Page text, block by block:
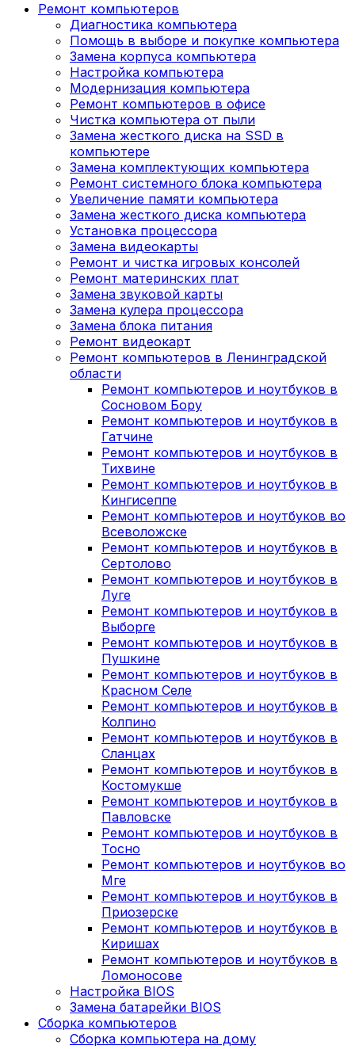
Ремонт компьютеров
Диагностика компьютера
Помощь в выборе и покупке компьютера
Замена корпуса компьютера
Настройка компьютера
Модернизация компьютера
Ремонт компьютеров в офисе
Чистка компьютера от пыли
Замена жесткого диска на SSD в
компьютере
Замена комплектующих компьютера
Ремонт системного блока компьютера
Увеличение памяти компьютера
Замена жесткого диска компьютера
Установка процессора
Замена видеокарты
Ремонт и чистка игровых консолей
Ремонт материнских плат
Замена звуковой карты
Замена кулера процессора
Замена блока питания
Ремонт видеокарт
Ремонт компьютеров в Ленинградской
области
Ремонт компьютеров и ноутбуков в
Сосновом Бору
Ремонт компьютеров и ноутбуков в
Гатчине
Ремонт компьютеров и ноутбуков в
Тихвине
Ремонт компьютеров и ноутбуков в
Кингисеппе
Ремонт компьютеров и ноутбуков во
Всеволожске
Ремонт компьютеров и ноутбуков в
Сертолово
Ремонт компьютеров и ноутбуков в
Луге
Ремонт компьютеров и ноутбуков в
Выборге
Ремонт компьютеров и ноутбуков в
Пушкине
Ремонт компьютеров и ноутбуков в
Красном Селе
Ремонт компьютеров и ноутбуков в
Колпино
Ремонт компьютеров и ноутбуков в
Сланцах
Ремонт компьютеров и ноутбуков в
Костомукше
Ремонт компьютеров и ноутбуков в
Павловске
Ремонт компьютеров и ноутбуков в
Тосно
Ремонт компьютеров и ноутбуков во
Мге
Ремонт компьютеров и ноутбуков в
Приозерске
Ремонт компьютеров и ноутбуков в
Киришах
Ремонт компьютеров и ноутбуков в
Ломоносове
Настройка BIOS
Замена батарейки BIOS
Сборка компьютеров
Сборка компьютера на дому